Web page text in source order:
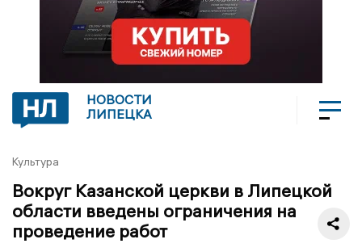
НОВОСТИ
ЛИПЕЦКА
Культура
Вокруг Казанской церкви в Липецкой
области введены ограничения на
проведение работ